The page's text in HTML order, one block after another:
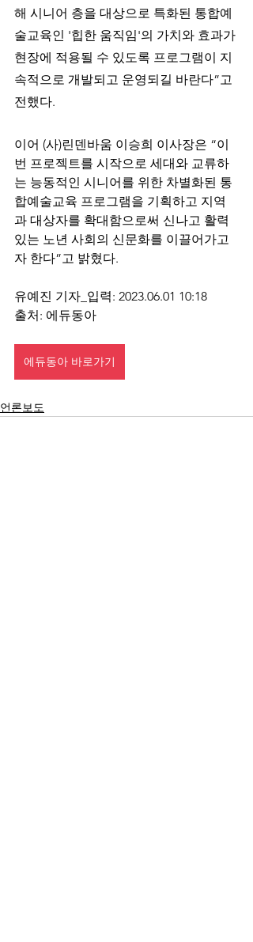
해 시니어 층을 대상으로 특화된 통합예
술교육인 '힙한 움직임'의 가치와 효과가
현장에 적용될 수 있도록 프로그램이 지
속적으로 개발되고 운영되길 바란다”고
전했다.
이어 (사)린덴바움 이승희 이사장은 “이
번 프로젝트를 시작으로 세대와 교류하
는 능동적인 시니어를 위한 차별화된 통
합예술교육 프로그램을 기획하고 지역
과 대상자를 확대함으로써 신나고 활력
있는 노년 사회의 신문화를 이끌어가고
자 한다”고 밝혔다.
유예진 기자_입력: 2023.06.01 10:18
출처: 에듀동아
에듀동아 바로가기
언론보도